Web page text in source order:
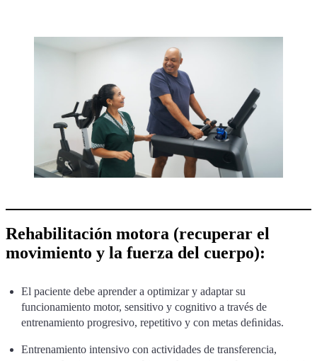
Rehabilitación motora (recuperar el
movimiento y la fuerza del cuerpo):
El paciente debe aprender a optimizar y adaptar su
funcionamiento motor, sensitivo y cognitivo a través de
entrenamiento progresivo, repetitivo y con metas deﬁnidas.
Entrenamiento intensivo con actividades de transferencia,